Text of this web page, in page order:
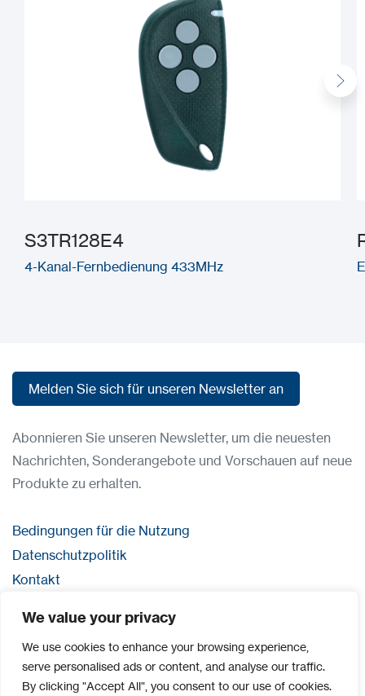
We value your privacy
We use cookies to enhance your browsing experience,
serve personalised ads or content, and analyse our traffic.
By clicking "Accept All", you consent to our use of cookies.
S3TR128E4
4-Kanal-Fernbedienung 433MHz
Melden Sie sich für unseren Newsletter an
Abonnieren Sie unseren Newsletter, um die neuesten
Nachrichten, Sonderangebote und Vorschauen auf neue
Produkte zu erhalten.
Bedingungen für die Nutzung
Datenschutzpolitik
Kontakt